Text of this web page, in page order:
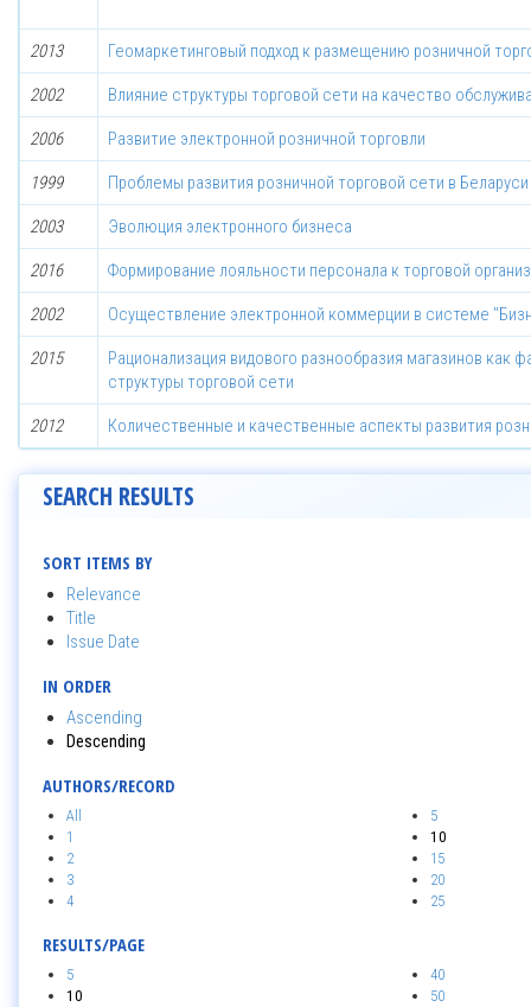
2013 Геомаркетинговый подход к размещению розничной
2002 Влияние структуры торговой сети на качество
2006 Развитие электронной розничной торговли
1999 Проблемы развития розничной торговой сети в Беларуси
2003 Эволюция электронного бизнеса
2016 Формирование лояльности персонала к торговой
2002 Осуществление электронной коммерции в системе
2015
Рационализация видового разнообразия магазинов как
структуры торговой сети
2012 Количественные и качественные аспекты развития
SEARCH RESULTS
SORT ITEMS BY
Relevance
Title
Issue Date
IN ORDER
Ascending
Descending
AUTHORS/RECORD
All
1
2
3
4
5
10
15
20
25
RESULTS/PAGE
5
10
40
50